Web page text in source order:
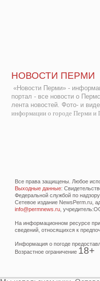
НОВОСТИ ПЕРМИ
«Новости Перми» -
портал - все новости о
лента новостей. Фото- и
информации о городе Перми и
Все права защищены. Любое
Выходные данные:
Федеральной службой по
Сетевое издание NewsPerm.ru,
info@permnews.ru ,
На информационном ресурсе
сведений, относящихся к
Информация о погоде
Возрастное ограничение 18+